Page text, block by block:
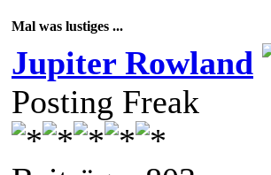
Mal was lustiges ...
Jupiter Rowland
Posting Freak